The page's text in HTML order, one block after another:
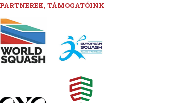
PARTNEREK, TÁMOGATÓINK